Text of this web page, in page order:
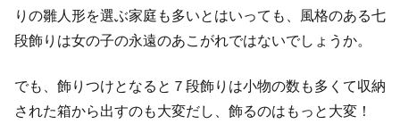
りの雛人形を選ぶ家庭も多いとはいっても、風格のある七
段飾りは女の子の永遠のあこがれではないでしょうか。
でも、飾りつけとなると７段飾りは小物の数も多くて収納
された箱から出すのも大変だし、飾るのはもっと大変！